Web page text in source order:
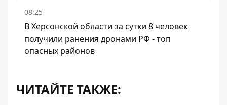
08:25
В Херсонской области за сутки 8 человек
получили ранения дронами РФ - топ
опасных районов
ЧИТАЙТЕ ТАКЖЕ: